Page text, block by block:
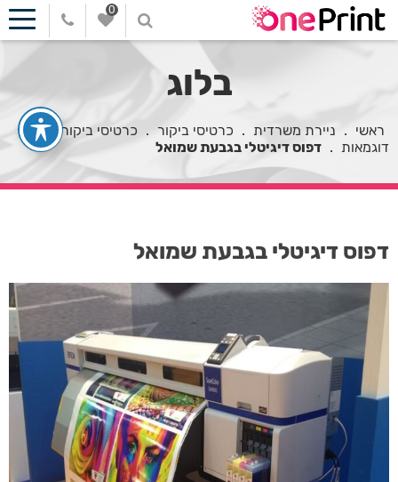
0
בלוג
ראשי . ניירת משרדית . כרטיסי ביקור . כרטיסי ביקור
דוגמאות . דפוס דיגיטלי בגבעת שמואל
דפוס דיגיטלי בגבעת שמואל